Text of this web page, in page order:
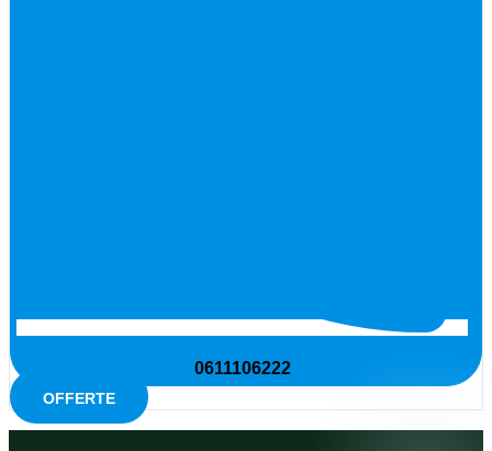
0611106222
OFFERTE